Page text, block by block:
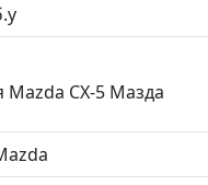
Mazda CX-5 Мазда